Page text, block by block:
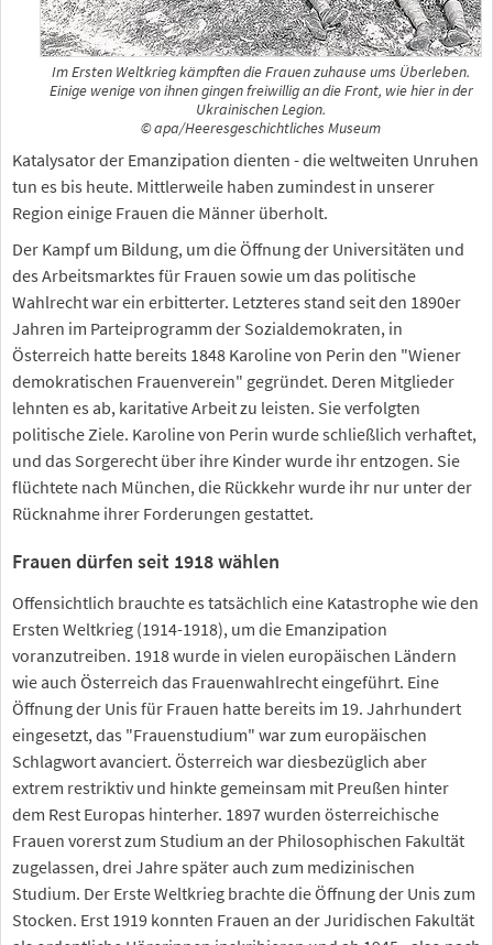
Im Ersten Weltkrieg kämpften die Frauen zuhause ums Überleben.
Einige wenige von ihnen gingen freiwillig an die Front, wie hier in der
Ukrainischen Legion.
© apa/Heeresgeschichtliches Museum
Katalysator der Emanzipation dienten - die weltweiten Unruhen
tun es bis heute. Mittlerweile haben zumindest in unserer
Region einige Frauen die Männer überholt.
Der Kampf um Bildung, um die Öffnung der Universitäten und
des Arbeitsmarktes für Frauen sowie um das politische
Wahlrecht war ein erbitterter. Letzteres stand seit den 1890er
Jahren im Parteiprogramm der Sozialdemokraten, in
Österreich hatte bereits 1848 Karoline von Perin den "Wiener
demokratischen Frauenverein" gegründet. Deren Mitglieder
lehnten es ab, karitative Arbeit zu leisten. Sie verfolgten
politische Ziele. Karoline von Perin wurde schließlich verhaftet,
und das Sorgerecht über ihre Kinder wurde ihr entzogen. Sie
flüchtete nach München, die Rückkehr wurde ihr nur unter der
Rücknahme ihrer Forderungen gestattet.
Frauen dürfen seit 1918 wählen
Offensichtlich brauchte es tatsächlich eine Katastrophe wie den
Ersten Weltkrieg (1914-1918), um die Emanzipation
voranzutreiben. 1918 wurde in vielen europäischen Ländern
wie auch Österreich das Frauenwahlrecht eingeführt. Eine
Öffnung der Unis für Frauen hatte bereits im 19. Jahrhundert
eingesetzt, das "Frauenstudium" war zum europäischen
Schlagwort avanciert. Österreich war diesbezüglich aber
extrem restriktiv und hinkte gemeinsam mit Preußen hinter
dem Rest Europas hinterher. 1897 wurden österreichische
Frauen vorerst zum Studium an der Philosophischen Fakultät
zugelassen, drei Jahre später auch zum medizinischen
Studium. Der Erste Weltkrieg brachte die Öffnung der Unis zum
Stocken. Erst 1919 konnten Frauen an der Juridischen Fakultät